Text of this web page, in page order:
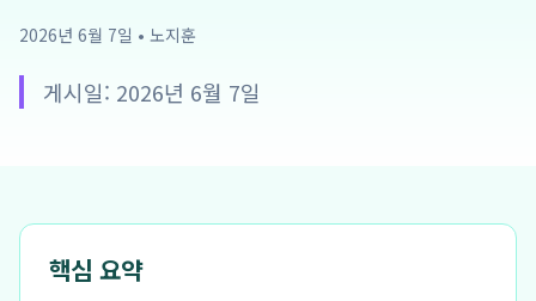
2026년 6월 7일 • 노지훈
게시일: 2026년 6월 7일
핵심 요약